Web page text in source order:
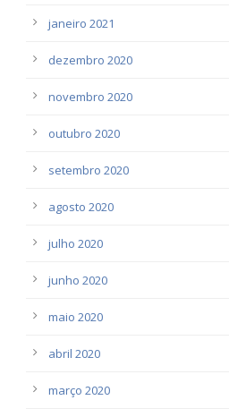
janeiro 2021
dezembro 2020
novembro 2020
outubro 2020
setembro 2020
agosto 2020
julho 2020
junho 2020
maio 2020
abril 2020
março 2020